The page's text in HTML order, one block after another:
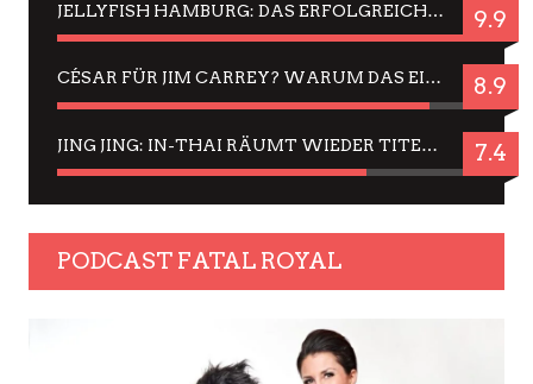
JELLYFISH HAMBURG: DAS ERFOLGREICHE SOMMER-MENÜ 2025 IN GEFÜHLEN UND BILDERN 9.9
CÉSAR FÜR JIM CARREY? WARUM DAS EINER DER NERVIGSTEN ACTORS IST UND BLEIBT 8.9
JING JING: IN-THAI RÄUMT WIEDER TITEL AB – EIN ZWEI-STUNDEN-ERLEBNISBERICHT 7.4
PODCAST FATAL ROYAL